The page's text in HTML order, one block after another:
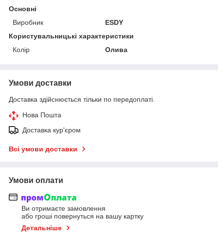
Основні
Виробник
ESDY
Користувальницькі характеристики
Колір
Олива
Умови доставки
Доставка здійснюється тільки по передоплаті.
Нова Пошта
Доставка кур'єром
Всі умови доставки
Умови оплати
Ви отримаєте замовлення
або гроші повернуться на вашу картку
Детальніше